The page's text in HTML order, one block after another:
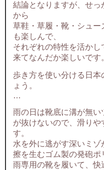
結論となりますが、せ
から
草鞋・草履・靴・シュ
も楽しんで、
それぞれの特性を活か
来てなんだか楽しいです
歩き方を使い分ける日本
ょう。
…
雨の日は靴底に溝が無
が抜けないので、滑り
す。
水を外に逃がす深いミ
擦を生むゴム製の発砲ポ
雨専用の靴を履いて、快